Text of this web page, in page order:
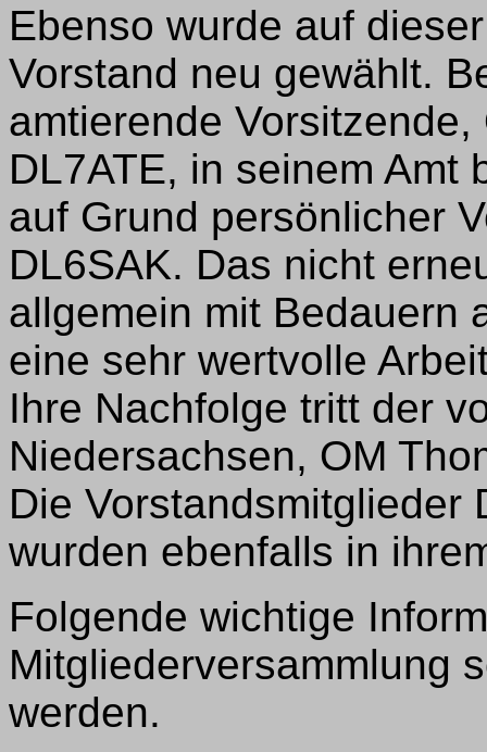
Ebenso wurde auf
Vorstand neu gewählt.
amtierende
DL7ATE, in seinem Amt
auf Grund persönlicher
DL6SAK. Das nicht
allgemein mit Bedauern
eine sehr wertvolle
Ihre Nachfolge tritt der
Niedersachsen, OM
Die Vorstandsmitglieder
wurden ebenfalls in
Folgende wichtige
Mitgliederversammlung
werden.